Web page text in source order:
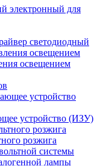
электронный для
светодиодный
освещением
устройство (ИЗУ)
розжига